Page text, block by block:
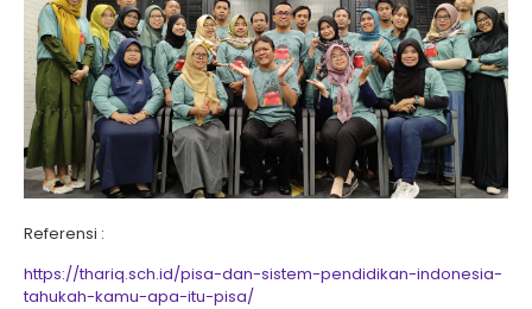
Referensi :
https://thariq.sch.id/pisa-dan-sistem-pendidikan-indonesia-
tahukah-kamu-apa-itu-pisa/